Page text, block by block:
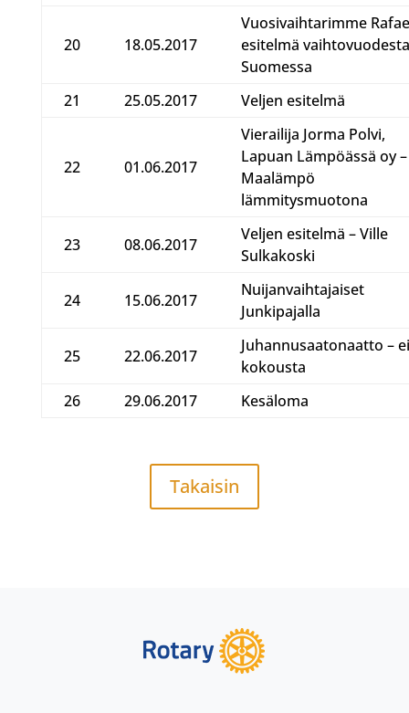
20 18.05.2017
Vuosivaihtarimme
esitelmä
Suomessa
21
25.05.2017 Veljen esitelmä
22 01.06.2017
Vierailija Jorma Polvi,
Lapuan Lämpöässä oy –
Maalämpö
lämmitysmuotona
23 08.06.2017
Veljen esitelmä – Ville
Sulkakoski
24 15.06.2017
Nuijanvaihtajaiset
Junkipajalla
25 22.06.2017
Juhannusaatonaatto – ei
kokousta
26
29.06.2017 Kesäloma
Takaisin